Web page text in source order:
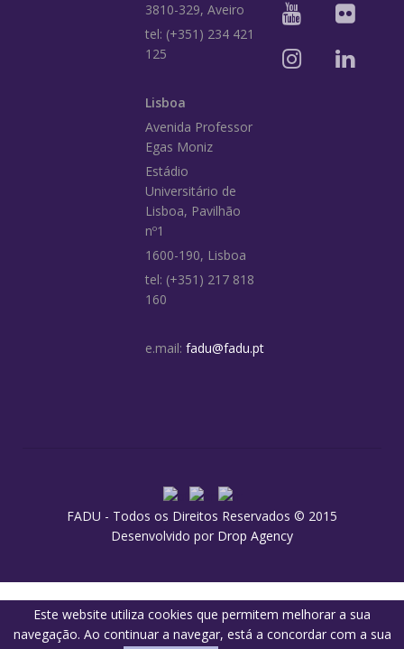
3810-329, Aveiro
tel: (+351) 234 421
125
Lisboa
Avenida Professor
Egas Moniz
Estádio
Universitário de
Lisboa, Pavilhão
nº1
1600-190, Lisboa
tel: (+351) 217 818
160
e.mail: fadu@fadu.pt
FADU - Todos os Direitos Reservados © 2015
Desenvolvido por Drop Agency
Este website utiliza cookies que permitem melhorar a sua
navegação. Ao continuar a navegar, está a concordar com a sua